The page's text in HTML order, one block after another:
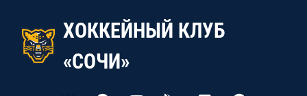
ХОККЕЙНЫЙ КЛУБ
«СОЧИ»